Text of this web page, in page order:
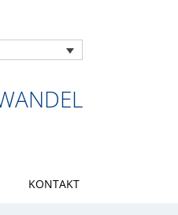
KONTAKT